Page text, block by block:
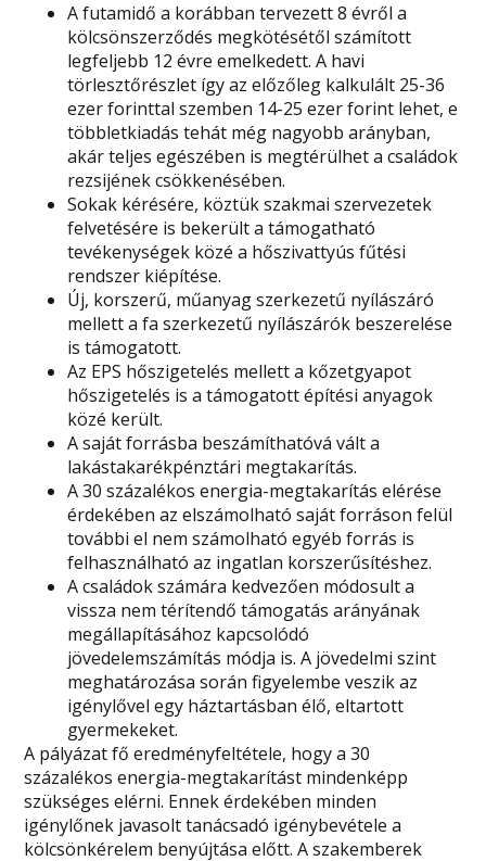
A futamidő a korábban tervezett 8 évről a
kölcsönszerződés megkötésétől számított
legfeljebb 12 évre emelkedett. A havi
törlesztőrészlet így az előzőleg kalkulált 25-36
ezer forinttal szemben 14-25 ezer forint lehet, e
többletkiadás tehát még nagyobb arányban,
akár teljes egészében is megtérülhet a családok
rezsijének csökkenésében.
Sokak kérésére, köztük szakmai szervezetek
felvetésére is bekerült a támogatható
tevékenységek közé a hőszivattyús fűtési
rendszer kiépítése.
Új, korszerű, műanyag szerkezetű nyílászáró
mellett a fa szerkezetű nyílászárók beszerelése
is támogatott.
Az EPS hőszigetelés mellett a kőzetgyapot
hőszigetelés is a támogatott építési anyagok
közé került.
A saját forrásba beszámíthatóvá vált a
lakástakarékpénztári megtakarítás.
A 30 százalékos energia-megtakarítás elérése
érdekében az elszámolható saját forráson felül
további el nem számolható egyéb forrás is
felhasználható az ingatlan korszerűsítéshez.
A családok számára kedvezően módosult a
vissza nem térítendő támogatás arányának
megállapításához kapcsolódó
jövedelemszámítás módja is. A jövedelmi szint
meghatározása során figyelembe veszik az
igénylővel egy háztartásban élő, eltartott
gyermekeket.
A pályázat fő eredményfeltétele, hogy a 30
százalékos energia-megtakarítást mindenképp
szükséges elérni. Ennek érdekében minden
igénylőnek javasolt tanácsadó igénybevétele a
kölcsönkérelem benyújtása előtt. A szakemberek